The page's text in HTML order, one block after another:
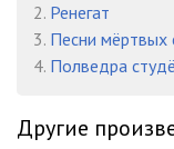
2. Ренегат
3. Песни мёртвых
4. Полведра
Другие